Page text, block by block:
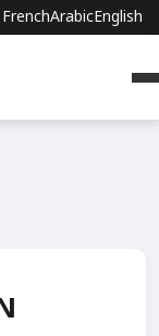
FrenchArabicEnglish